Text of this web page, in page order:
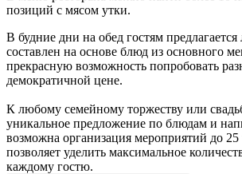
позиций с мясом утки.
В будние дни на обед гостям
составлен на основе блюд из основного
прекрасную возможность попробовать
демократичной цене.
К любому семейному торжеству или
уникальное предложение по блюдам и
возможна организация мероприятий до 25
позволяет уделить максимальное
каждому гостю.